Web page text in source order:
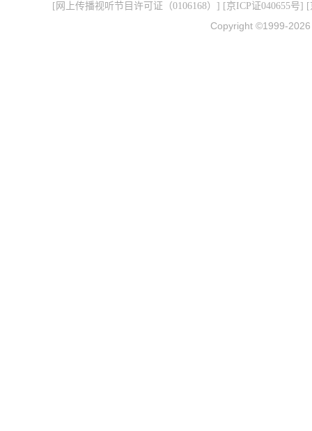
[ 网上传播视听节目许可证（0106168） ] [京ICP证040655号] [
Copyright ©1999-